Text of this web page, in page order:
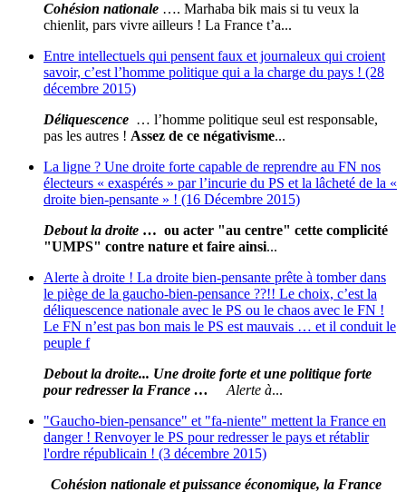
Cohésion nationale …. Marhaba bik mais si tu veux la
chienlit, pars vivre ailleurs ! La France t’a...
Entre intellectuels qui pensent faux et journaleux qui croient
savoir, c’est l’homme politique qui a la charge du pays ! (28
décembre 2015)
Déliquescence … l’homme politique seul est responsable,
pas les autres ! Assez de ce négativisme...
La ligne ? Une droite forte capable de reprendre au FN nos
électeurs « exaspérés » par l’incurie du PS et la lâcheté de la «
droite bien-pensante » ! (16 Décembre 2015)
Debout la droite … ou acter "au centre" cette complicité
"UMPS" contre nature et faire ainsi...
Alerte à droite ! La droite bien-pensante prête à tomber dans
le piège de la gaucho-bien-pensance ??!! Le choix, c’est la
déliquescence nationale avec le PS ou le chaos avec le FN !
Le FN n’est pas bon mais le PS est mauvais … et il conduit le
peuple f
Debout la droite... Une droite forte et une politique forte
pour redresser la France …
Alerte à...
"Gaucho-bien-pensance" et "fa-niente" mettent la France en
danger ! Renvoyer le PS pour redresser le pays et rétablir
l'ordre républicain ! (3 décembre 2015)
Cohésion nationale et puissance économique, la France